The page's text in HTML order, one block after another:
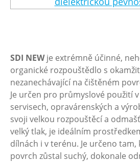
SDI NEWje extrémně účinné,
organické rozpouštědlo s
nezanechávající na čištěném
Je určen pro průmyslové použití
servisech, opravárenských a
svoji velkou rozpouštěcí a
velký tlak, je ideálním
dílnách i v terénu. Je určeno tam,
povrch zůstal suchý, dokonale